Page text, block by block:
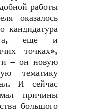
работы
оказалось
кандидатура
еще и
точках»,
– он новую
тематику
И сейчас
причины
большого